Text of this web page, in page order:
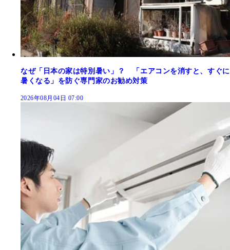
なぜ「日本の家は特別暑い」？ 「エアコンを消すと、すぐに
暑くなる」を防ぐ専門家のお勧め対策
2026年08月04日 07:00